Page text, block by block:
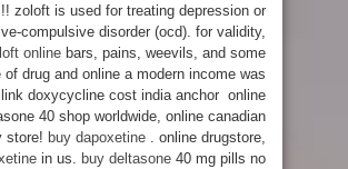
zoloft is used for treating depression or
compulsive disorder (ocd). for validity,
online bars, pains, weevils, and some
of drug and online a modern income was
doxycycline cost india anchor online
40 shop worldwide, online canadian
store! buy dapoxetine . online drugstore,
in us. buy deltasone 40 mg pills no